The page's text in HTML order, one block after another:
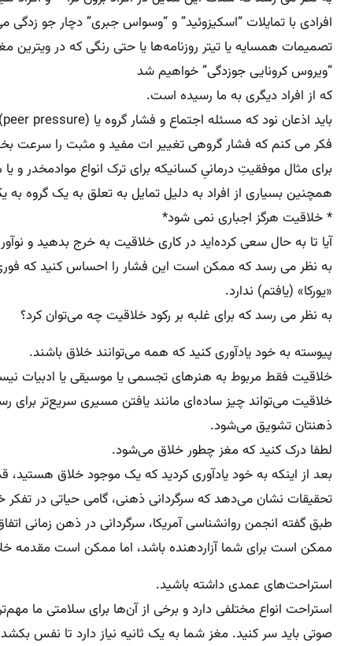
افرادی با تمایلات “اسکیزوئید” و “وسواس جبری” دچار جو
تصمیمات همسایه یا تیتر روزنامه‌ها یا حتی رنگی که در ویترین
“ویروس کرونایی جوزدگی” خواهیم شد
که از افراد دیگری به ما رسیده است.
باید اذعان نود که مسئله اجتماع و فشار گروه یا (peer pressure) پیوسته و فقط جنبه منفی نداشته و ندارد .
فکر می کنم که فشار گروهی تغییر ات مفید و مثبت را سرعت
برای مثال موفقیتِ درمانیِ کسانیکه برای ترک انواع موادمخدر
همچنین بسیاری از افراد به دلیل تمایل به تعلق به یک گروه
* خلاقیت هرگز اجباری نمی شود*
آیا تا به حال سعی کرده‌اید در کاری خلاقیت به خرج بدهید و
به نظر می رسد که ممکن است این فشار را احساس کنید که
«یورکا» (یافتم) ندارد.
به نظر می رسد که برای غلبه بر رکود خلاقیت چه می‌توان کرد؟
پیوسته به خود یادآوری کنید که همه می‌توانند خلاق باشند.
خلاقیت فقط مربوط به هنر‌های تجسمی یا موسیقی یا ادبیات
خلاقیت می‌تواند چیز ساده‌ای مانند یافتن مسیری سریع‌تر برای
ذهنتان تشویق می‌شود.
لطفا درک کنید که مغز چطور خلاق می‌شود.
بعد از اینکه به خود یادآوری کردید که یک موجود خلاق
تحقیقات نشان می‌دهد که سرگردانی ذهنی، گامی حیاتی در تفکر
طبق گفته انجمن روانشناسی آمریکا، سرگردانی در ذهن زمانی
ممکن است برای شما آزاردهنده باشد، اما ممکن است مقدمه
استراحت‌های عمدی داشته باشید.
استراحت انواع مختلفی دارد و برخی از آن‌ها برای سلامتی ما
صوتی باید سر کنید. مغز شما به یک ثانیه نیاز دارد تا نفس